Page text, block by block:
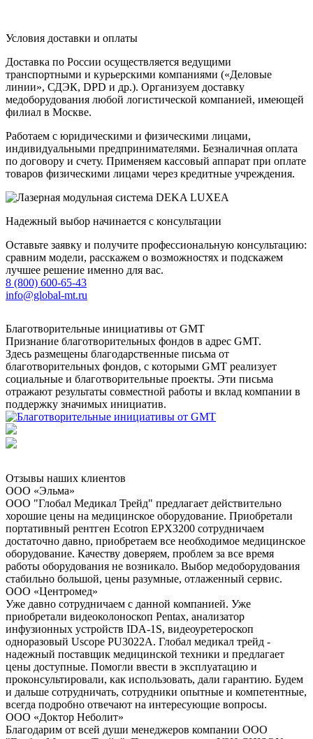
Условия доставки и оплаты
Доставка по России осуществляется ведущими
транспортными и курьерскими компаниями («Деловые
линии», СДЭК, DPD и др.). Организуем доставку
медоборудования любой логистической компанией, имеющей
филиал в Москве.
Работаем с юридическими и физическими лицами,
индивидуальными предпринимателями. Безналичная оплата
по договору и счету. Применяем кассовый аппарат при оплате
товаров физическими лицами через кредитные учреждения.
Надежный выбор начинается с консультации
Оставьте заявку и получите профессиональную консультацию:
сравним модели, расскажем о возможностях и подскажем
лучшее решение именно для вас.
8 (800) 600-65-43
info@global-mt.ru
Благотворительные инициативы от GMT
Признание благотворительных фондов в адрес GMT.
Здесь размещены благодарственные письма от
благотворительных фондов, с которыми GMT реализует
социальные и благотворительные проекты. Эти письма
отражают результаты совместной работы и вклад компании в
поддержку значимых инициатив.
Отзывы наших клиентов
ООО «Эльма»
ООО "Глобал Медикал Трейд" предлагает действительно
хорошие цены на медицинское оборудование. Приобретали
портативный рентген Ecotron EPX3200 сотрудничаем
достаточно давно, приобретаем все необходимое медицинское
оборудование. Качеству доверяем, проблем за все время
работы оборудования не возникало. Выбор медоборудования
стабильно большой, цены разумные, отлаженный сервис.
ООО «Центромед»
Уже давно сотрудничаем с данной компанией. Уже
приобретали видеоколоноскоп Pentax, анализатор
инфузионных устройств IDA-1S, видеоуретероскоп
одноразовый Uscope PU3022A. Глобал медикал трейд -
надежный поставщик медицинской техники и предлагает
цены доступные. Помогли ввести в эксплуатацию и
проконсультировали, как использовать, дали гарантию. Будем
и дальше сотрудничать, сотрудники опытные и компетентные,
всегда подробно отвечают на интересующие вопросы.
ООО «Доктор Неболит»
Благодарим от всей души менеджеров компании ООО